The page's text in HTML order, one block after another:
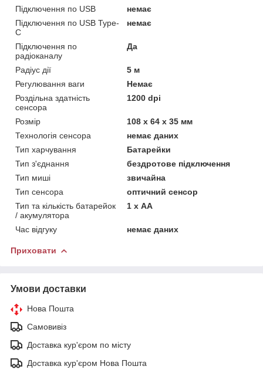
Підключення по USB
немає
Підключення по USB Type-
C
немає
Підключення по
радіоканалу
Да
Радіус дії
5 м
Регулювання ваги
Немає
Роздільна здатність
сенсора
1200 dpi
Розмір
108 x 64 x 35 мм
Технологія сенсора
немає даних
Тип харчування
Батарейки
Тип з'єднання
бездротове підключення
Тип миші
звичайна
Тип сенсора
оптичний сенсор
Тип та кількість батарейок
/ акумулятора
1 х АА
Час відгуку немає даних
Приховати
Умови доставки
Нова Пошта
Самовивіз
Доставка кур'єром по місту
Доставка кур'єром Нова Пошта